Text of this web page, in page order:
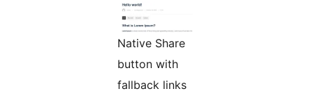
Native Share
button with
fallback links